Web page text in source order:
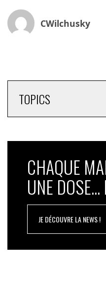
CWilchusky
TOPICS
CHAQUE
UNE
JE DÉCOUVRE LA NEWS !